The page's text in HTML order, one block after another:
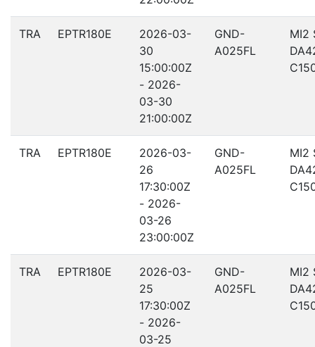
TRA EPTR180E
2026-03-
30
15:00:00Z
- 2026-
03-30
21:00:00Z
GND-
A025FL
MI2
TRA EPTR180E
2026-03-
26
17:30:00Z
- 2026-
03-26
23:00:00Z
GND-
A025FL
MI2
TRA EPTR180E
2026-03-
25
17:30:00Z
- 2026-
03-25
GND-
A025FL
MI2